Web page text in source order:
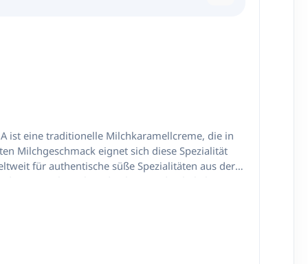
Milchgeschmack eignet sich diese Spezialität